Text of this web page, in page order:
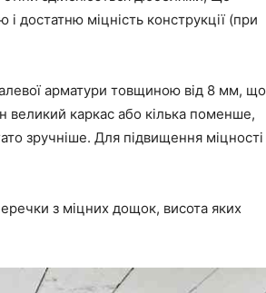
достатню міцність конструкції (при
арматури товщиною від 8 мм, що
великий каркас або кілька поменше,
зручніше. Для підвищення міцності
з міцних дощок, висота яких